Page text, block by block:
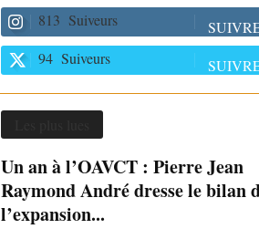
813 Suiveurs
94 Suiveurs
Un an à l’OAVCT : Pierre Jean
Raymond André dresse le bilan
l’expansion...